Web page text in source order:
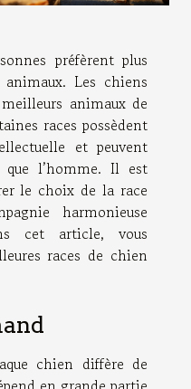
préfèrent plus
Les chiens
animaux de
races possèdent
et peuvent
que l’homme. Il est
le choix de la race
harmonieuse
cet article, vous
races de chien
chien diffère de